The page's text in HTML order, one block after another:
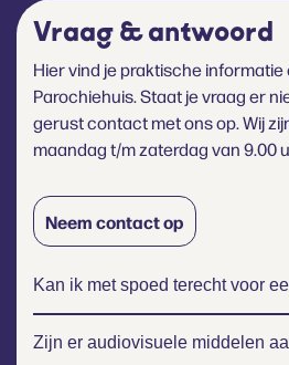
Vraag & antwoord
Hier vind je praktische informatie
Parochiehuis. Staat je vraag er
gerust contact met ons op. Wij
maandag t/m zaterdag van 9.00
Neem contact op
Kan ik met spoed terecht voor
Zijn er audiovisuele middelen